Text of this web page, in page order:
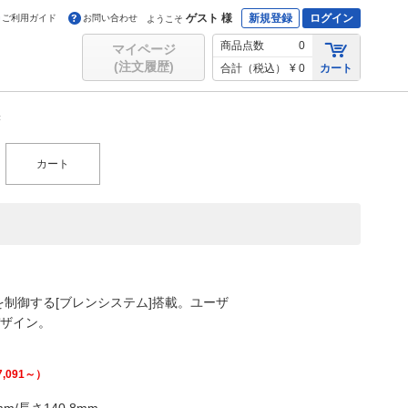
ご利用ガイド お問い合わせ ようこそ ゲスト 様 新規登録 ログイン
マイページ
(注文履歴)
商品点数
0
合計（税込）
¥ 0 カート
カート
御する[ブレンシステム]搭載。ユーザ
イン。
～）